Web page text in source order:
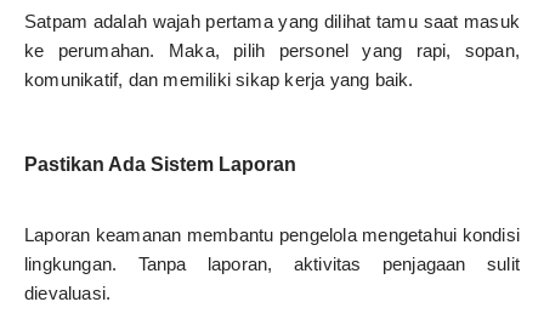
Satpam adalah wajah pertama yang dilihat tamu saat masuk
ke perumahan. Maka, pilih personel yang rapi, sopan,
komunikatif, dan memiliki sikap kerja yang baik.
Pastikan Ada Sistem Laporan
Laporan keamanan membantu pengelola mengetahui kondisi
lingkungan. Tanpa laporan, aktivitas penjagaan sulit
dievaluasi.